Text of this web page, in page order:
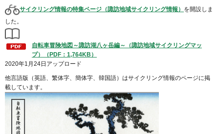
サイクリング情報の特集ページ（諏訪地域サイクリング情報） を開設しま
した。
自転車冒険地図～諏訪湖八ヶ岳編～（諏訪地域サイクリングマッ
プ）（PDF：1,764KB）
2020年1月24日アップロード
他言語版（英語、繁体字、簡体字、韓国語）はサイクリング情報のページに掲
載しています。